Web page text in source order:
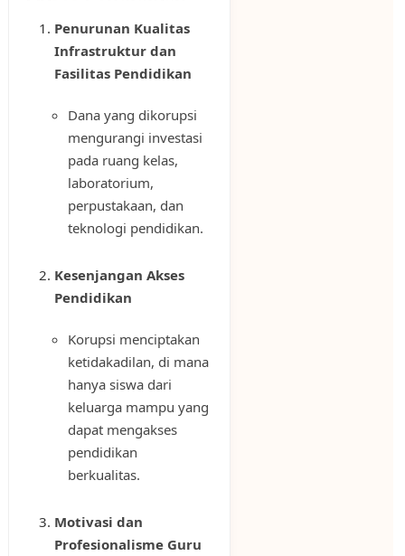
Penurunan Kualitas
Infrastruktur dan
Fasilitas Pendidikan
Dana yang dikorupsi
mengurangi investasi
pada ruang kelas,
laboratorium,
perpustakaan, dan
teknologi pendidikan.
Kesenjangan Akses
Pendidikan
Korupsi menciptakan
ketidakadilan, di mana
hanya siswa dari
keluarga mampu yang
dapat mengakses
pendidikan
berkualitas.
Motivasi dan
Profesionalisme Guru